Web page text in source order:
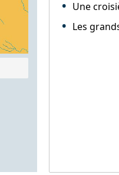
Une
Les